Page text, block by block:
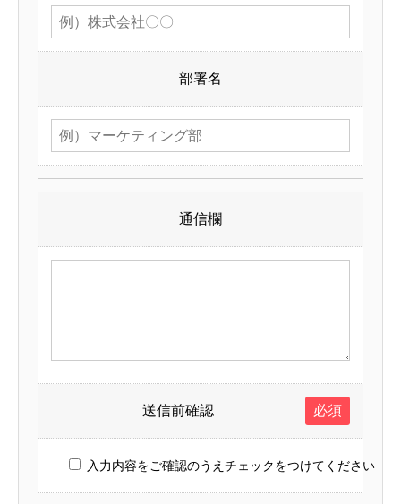
部署名
通信欄
送信前確認 必須
入力内容をご確認のうえチェックをつけてください